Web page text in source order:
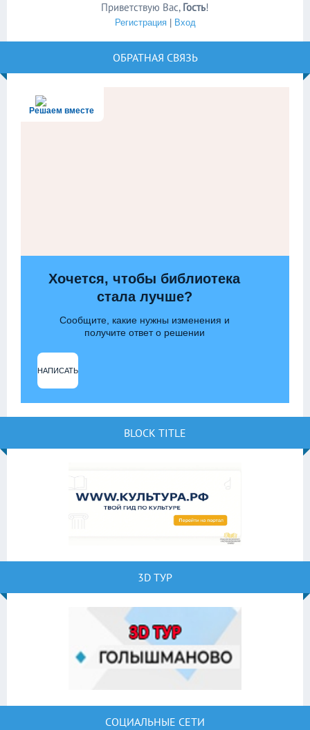
Приветствую Вас, Гость!
Регистрация| Вход
ОБРАТНАЯ СВЯЗЬ
Решаем вместе
Хочется, чтобы библиотека
стала лучше?
Сообщите, какие нужны изменения и
получите ответ о решении
НАПИСАТЬ
BLOCK TITLE
3D ТУР
СОЦИАЛЬНЫЕ СЕТИ